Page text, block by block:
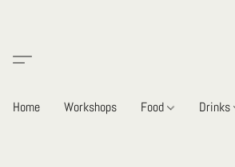
Home Workshops Food Drinks